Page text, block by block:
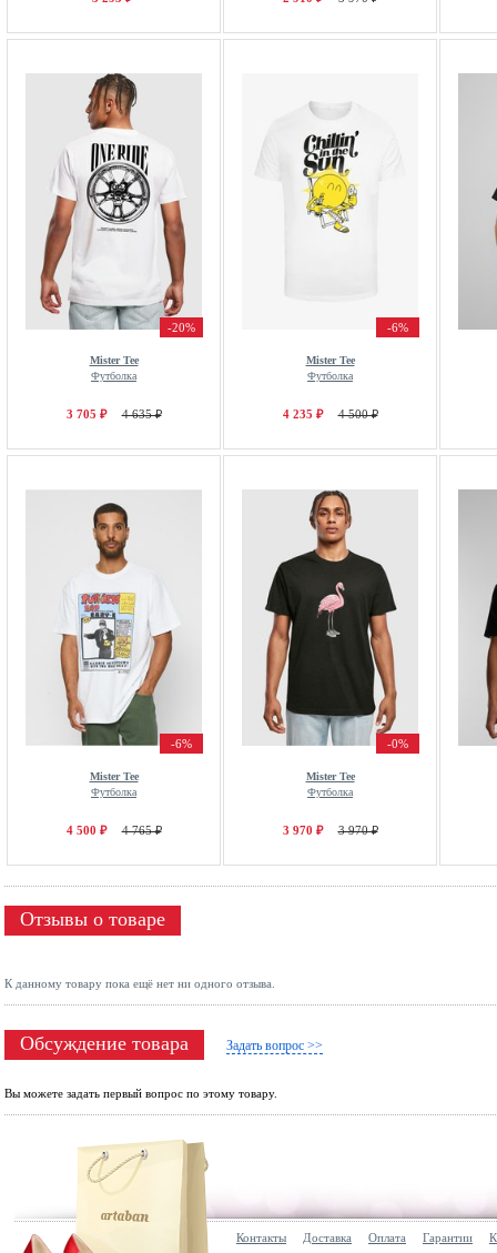
-20%
Mister Tee
Футболка
3 705 ₽ 4 635 ₽
-6%
Mister Tee
Футболка
4 235 ₽ 4 500 ₽
-6%
Mister Tee
Футболка
4 500 ₽ 4 765 ₽
-0%
Mister Tee
Футболка
3 970 ₽ 3 970 ₽
Отзывы о товаре
К данному товару пока ещё нет ни одного отзыва.
Обсуждение товара Задать вопрос >>
Вы можете задать первый вопрос по этому товару.
Контакты Доставка Оплата Гарантии